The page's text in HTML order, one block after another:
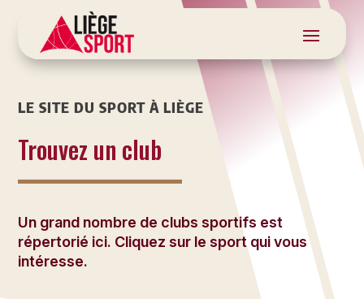
LE SITE DU SPORT À LIÈGE
Trouvez un club
Un grand nombre de clubs sportifs est
répertorié ici. Cliquez sur le sport qui vous
intéresse.